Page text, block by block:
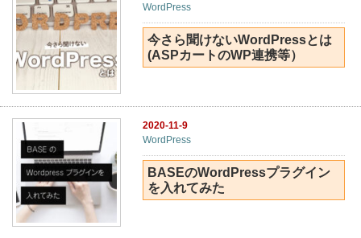
WordPress
今さら聞けないWordPressとは
(ASPカートのWP連携等）
2020-11-9
WordPress
BASEのWordPressプラグイン
を入れてみた